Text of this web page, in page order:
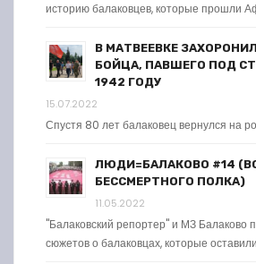
историю балаковцев, которые прошли
В МАТВЕЕВКЕ
БОЙЦА, ПАВШЕГО ПОД
1942 ГОДУ
15.07.2022
Спустя 80 лет балаковец вернулся на
ЛЮДИ=БАЛАКОВО #14
БЕССМЕРТНОГО ПОЛКА)
11.05.2022
"Балаковский репортер" и МЗ Балаково
сюжетов о балаковцах, которые